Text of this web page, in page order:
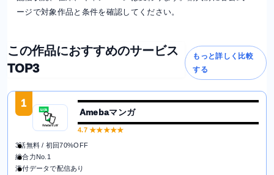
ージで対象作品と条件を確認してください。
この作品におすすめのサービス
TOP3
もっと詳しく比較
する
1
Amebaマンガ
4.7★★★★★
3話無料 / 初回70%OFF
総合力No.1
添付データで配信あり